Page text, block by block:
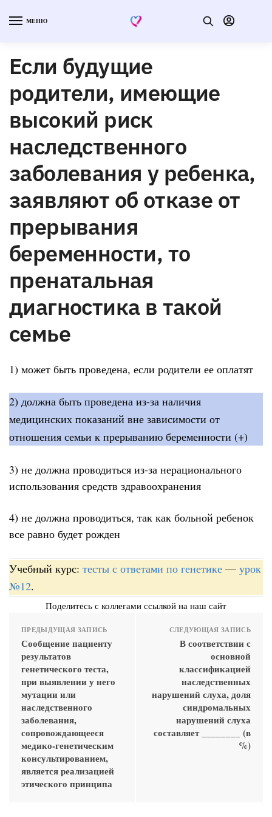
МЕНЮ
Если будущие
родители, имеющие
высокий риск
наследственного
заболевания у ребенка,
заявляют об отказе от
прерывания
беременности, то
пренатальная
диагностика в такой
семье
1) может быть проведена, если родители ее оплатят
2) должна быть проведена из-за наличия
медицинских показаний вне зависимости от
отношения семьи к прерыванию беременности (+)
3) не должна проводиться из-за нерационального
использования средств здравоохранения
4) не должна проводиться, так как больной ребенок
все равно будет рожден
Учебный курс: тесты с ответами по генетике — урок
№12.
Поделитесь с коллегами ссылкой на наш сайт
ПРЕДЫДУЩАЯ ЗАПИСЬ
Сообщение пациенту
результатов
генетического теста,
при выявлении у него
мутации или
наследственного
заболевания,
сопровождающееся
медико-генетическим
консультированием,
является реализацией
этического принципа
СЛЕДУЮЩАЯ ЗАПИСЬ
В соответствии с
основной
классификацией
наследственных
нарушений слуха, доля
синдромальных
нарушений слуха
составляет ________ (в
%)